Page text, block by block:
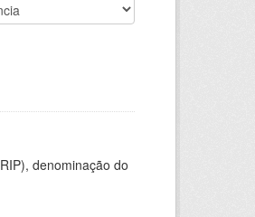
denominação do